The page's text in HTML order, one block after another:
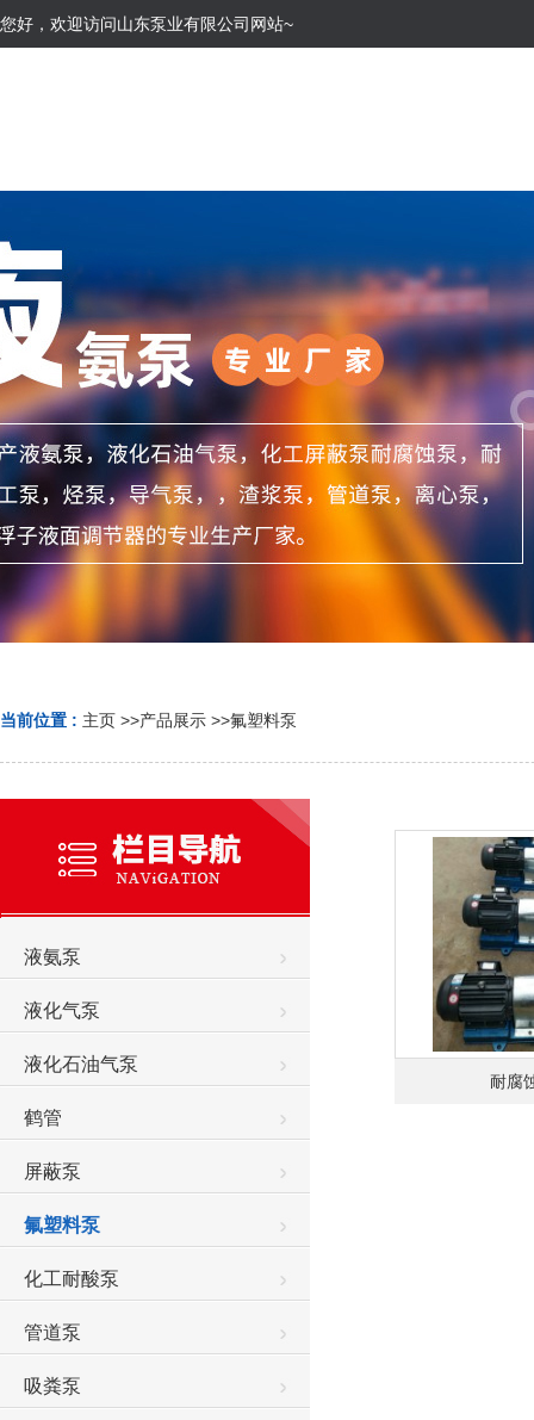
您好，欢迎访问山东泵业有限公司网站~
当前位置 : 主页 >>产品展示 >>氟塑料泵
液氨泵
液化气泵
液化石油气泵
鹤管
屏蔽泵
氟塑料泵
化工耐酸泵
管道泵
吸粪泵
耐腐